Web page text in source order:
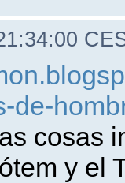
de-
cosas
y el